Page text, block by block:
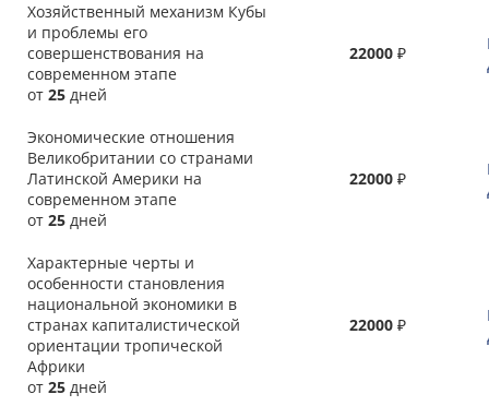
Хозяйственный механизм Кубы
и проблемы его
совершенствования на
современном этапе
от 25 дней
22000 ₽
Экономические отношения
Великобритании со странами
Латинской Америки на
современном этапе
от 25 дней
22000 ₽
Характерные черты и
особенности становления
национальной экономики в
странах капиталистической
ориентации тропической
Африки
от 25 дней
22000 ₽